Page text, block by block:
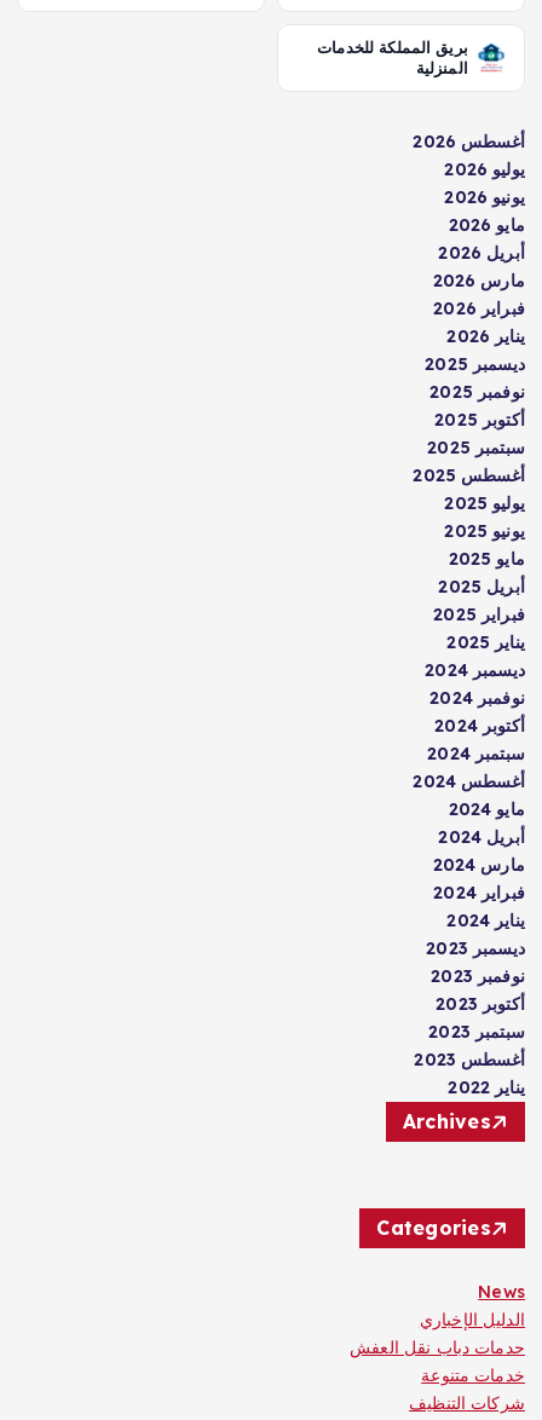
بريق المملكة للخدمات
المنزلية
أغسطس 2026
يوليو 2026
يونيو 2026
مايو 2026
أبريل 2026
مارس 2026
فبراير 2026
يناير 2026
ديسمبر 2025
نوفمبر 2025
أكتوبر 2025
سبتمبر 2025
أغسطس 2025
يوليو 2025
يونيو 2025
مايو 2025
أبريل 2025
فبراير 2025
يناير 2025
ديسمبر 2024
نوفمبر 2024
أكتوبر 2024
سبتمبر 2024
أغسطس 2024
مايو 2024
أبريل 2024
مارس 2024
فبراير 2024
يناير 2024
ديسمبر 2023
نوفمبر 2023
أكتوبر 2023
سبتمبر 2023
أغسطس 2023
يناير 2022
Archives
Categories
News
الدليل الإخباري
حدمات دباب نقل العفش
خدمات متنوعة
شركات التنظيف